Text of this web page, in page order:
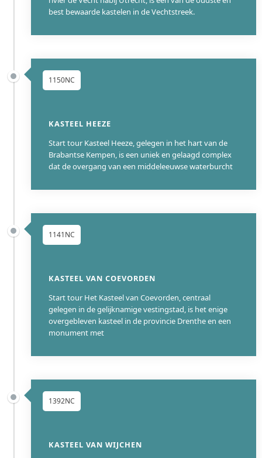
best bewaarde kastelen in de Vechtstreek.
1150NC
KASTEEL HEEZE
Start tour Kasteel Heeze, gelegen in het hart van de
Brabantse Kempen, is een uniek en gelaagd complex
dat de overgang van een middeleeuwse waterburcht
1141NC
KASTEEL VAN COEVORDEN
Start tour Het Kasteel van Coevorden, centraal
gelegen in de gelijknamige vestingstad, is het enige
overgebleven kasteel in de provincie Drenthe en een
monument met
1392NC
KASTEEL VAN WIJCHEN